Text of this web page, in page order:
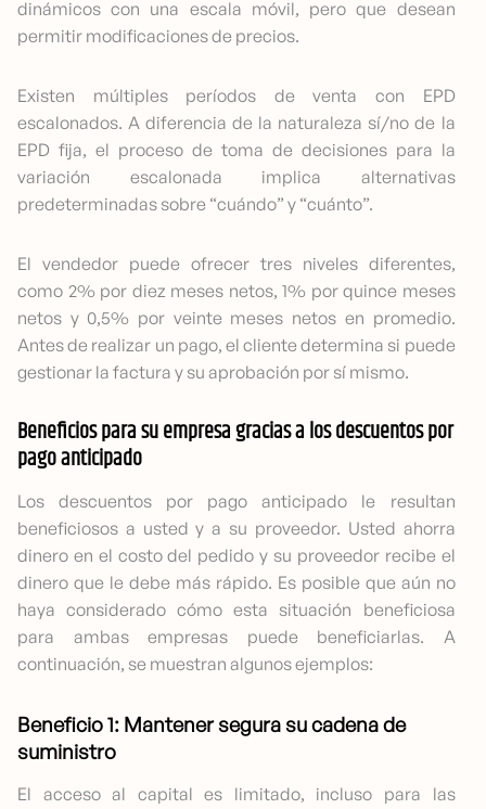
dinámicos con una escala móvil, pero que desean
permitir modificaciones de precios.
Existen múltiples períodos de venta con EPD
escalonados. A diferencia de la naturaleza sí/no de la
EPD fija, el proceso de toma de decisiones para la
variación escalonada implica alternativas
predeterminadas sobre “cuándo” y “cuánto”.
El vendedor puede ofrecer tres niveles diferentes,
como 2% por diez meses netos, 1% por quince meses
netos y 0,5% por veinte meses netos en promedio.
Antes de realizar un pago, el cliente determina si puede
gestionar la factura y su aprobación por sí mismo.
Beneficios para su empresa gracias a los descuentos por
pago anticipado
Los descuentos por pago anticipado le resultan
beneficiosos a usted y a su proveedor. Usted ahorra
dinero en el costo del pedido y su proveedor recibe el
dinero que le debe más rápido. Es posible que aún no
haya considerado cómo esta situación beneficiosa
para ambas empresas puede beneficiarlas. A
continuación, se muestran algunos ejemplos:
Beneficio 1: Mantener segura su cadena de
suministro
El acceso al capital es limitado, incluso para las